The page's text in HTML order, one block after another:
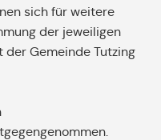
sich für weitere
der jeweiligen
Gemeinde Tutzing